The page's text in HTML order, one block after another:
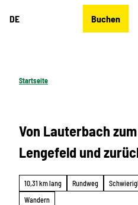
DE Buchen
Startseite
Von Lauterbach
Lengefeld und
10,31 km lang Rundweg
Wandern